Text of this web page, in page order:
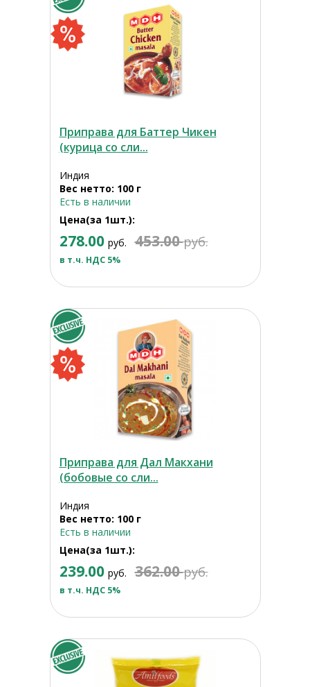
Приправа для Баттер Чикен
(курица со сли...
Индия
Вес нетто: 100 г
Есть в наличии
Цена(за 1шт.):
278.00 руб. 453.00руб.
в т.ч. НДС 5%
Приправа для Дал Макхани
(бобовые со сли...
Индия
Вес нетто: 100 г
Есть в наличии
Цена(за 1шт.):
239.00 руб. 362.00руб.
в т.ч. НДС 5%